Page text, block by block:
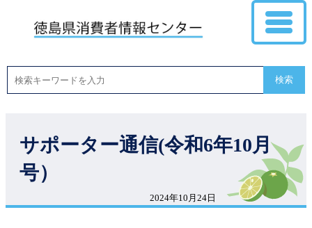
検索
サポーター通信(令和6年10月
号）
2024年10月24日